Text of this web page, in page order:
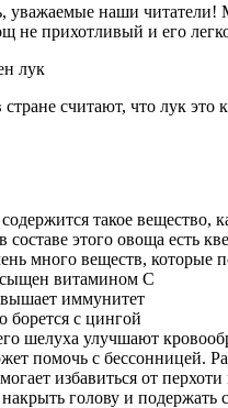
уважаемые наши читатели!
не прихотливый и его
считают, что лук это
такое вещество,
составе этого овоща есть
много веществ, которые
витамином С
иммунитет
борется с цингой
шелуха улучшают
помочь с бессонницей.
избавиться от
голову и подержать